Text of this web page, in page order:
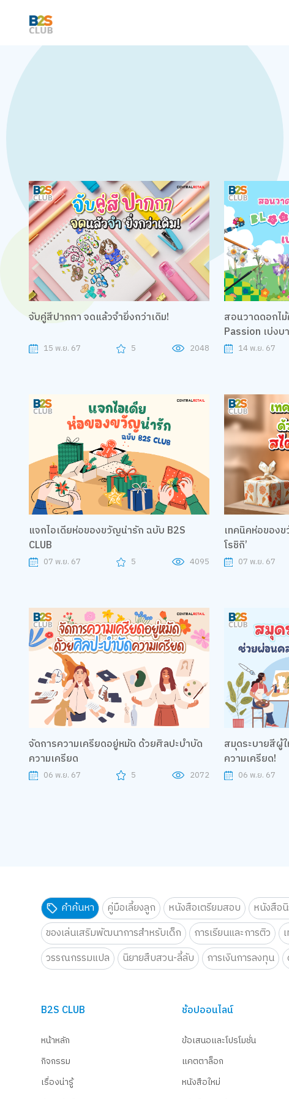
จับคู่สีปากกา จดแล้วจำยิ่งกว่าเดิม!
15 พ.ย. 67 5 2048
สอนวาดดอกไ
Passion เบ่งบ
14 พ.ย. 67
แจกไอเดียห่อของขวัญน่ารัก ฉบับ B2S
CLUB
07 พ.ย. 67 5 4095
เทคนิคห่อของขวัญ
โรชิกิ’
07 พ.ย. 67
จัดการความเครียดอยู่หมัด ด้วยศิลปะบำบัด
ความเครียด
06 พ.ย. 67 5 2072
สมุดระบายสีผู้ใหญ่ ช่วยผ่อนคล
ความเครียด!
06 พ.ย. 67
คำค้นหา คู่มือเลี้ยงลูก หนังสือเตรียมสอบ หนังสือ
ของเล่นเสริมพัฒนาการสำหรับเด็ก
การเรียนและการติว
วรรณกรรมแปล
นิยายสืบสวน-ลี้ลับ การเงินการลงทุน
B2S CLUB
หน้าหลัก
กิจกรรม
เรื่องน่ารู้
ช้อปออนไลน์
ข้อเสนอและโปรโมชั่น
แคตตาล็อก
หนังสือใหม่